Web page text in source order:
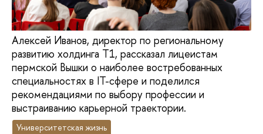
Алексей Иванов, директор по региональному
развитию холдинга Т1, рассказал лицеистам
пермской Вышки о наиболее востребованных
специальностях в IT-сфере и поделился
рекомендациями по выбору профессии и
выстраиванию карьерной траектории.
Университетская жизнь